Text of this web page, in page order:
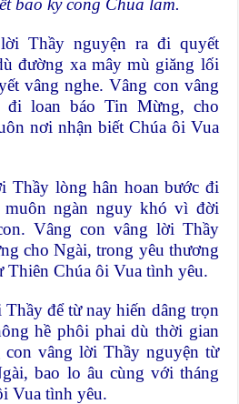
Thầy nguyện ra đi quyết
đường xa mây mù giăng lối
vâng nghe. Vâng con vâng
đi loan báo Tin Mừng, cho
nơi nhận biết Chúa ôi Vua
Thầy lòng hân hoan bước đi
ngàn nguy khó vì đời
Vâng con vâng lời Thầy
cho Ngài, trong yêu thương
Thiên Chúa ôi Vua tình yêu.
để từ nay hiến dâng trọn
hề phôi phai dù thời gian
con vâng lời Thầy nguyện từ
bao lo âu cùng với tháng
Vua tình yêu.